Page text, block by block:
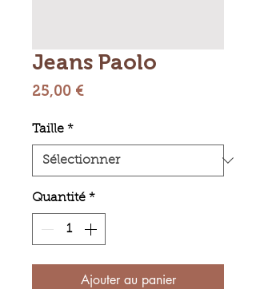
Jeans Paolo
25,00 €Prix
Taille *
Quantité *
Ajouter au panier